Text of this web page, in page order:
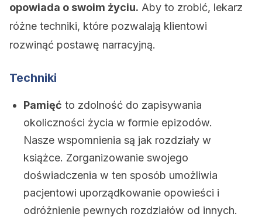
opowiada o swoim życiu. Aby to zrobić, lekarz
różne techniki, które pozwalają klientowi
rozwinąć postawę narracyjną.
Techniki
Pamięć to zdolność do zapisywania
okoliczności życia w formie epizodów.
Nasze wspomnienia są jak rozdziały w
książce. Zorganizowanie swojego
doświadczenia w ten sposób umożliwia
pacjentowi uporządkowanie opowieści i
odróżnienie pewnych rozdziałów od innych.